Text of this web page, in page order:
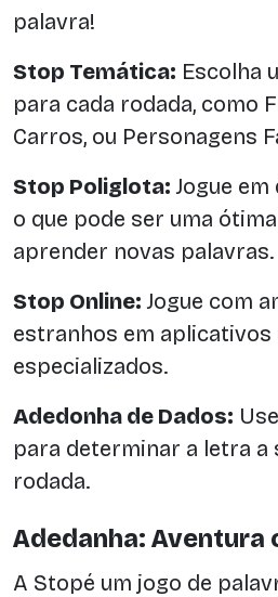
palavra!
Stop Temática: Escolha
para cada rodada, como
Carros, ou Personagens
Stop Poliglota: Jogue
o que pode ser uma
aprender novas palavras.
Stop Online: Jogue com
estranhos em aplicativos
especializados.
Adedonha de Dados:
para determinar a letra a
rodada.
Adedanha: Aventura
A Stopé um jogo de